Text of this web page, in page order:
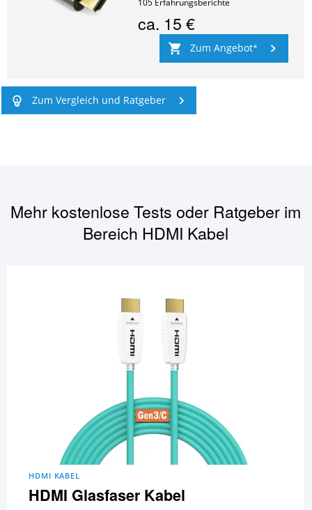
ca. 15 €
Zum Angebot
Zum Vergleich und Ratgeber
Mehr kostenlose Tests oder Ratgeber im
Bereich HDMI Kabel
HDMI KABEL
HDMI Glasfaser Kabel